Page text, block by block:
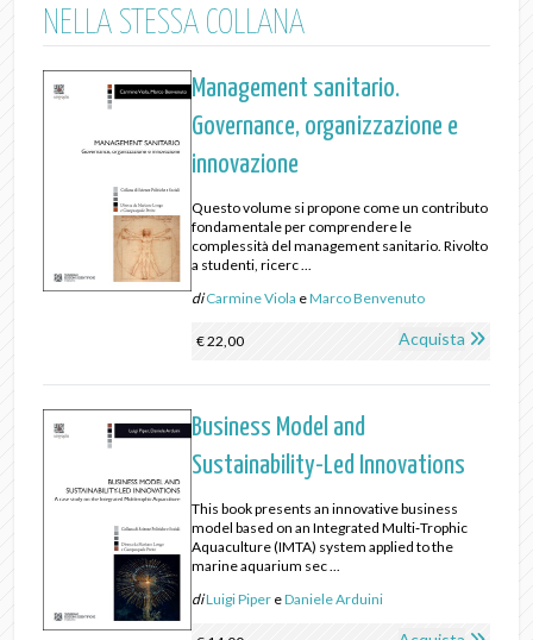
NELLA STESSA COLLANA
Management sanitario.
Governance, organizzazione e
innovazione
Questo volume si propone come un contributo
fondamentale per comprendere le
complessità del management sanitario. Rivolto
a studenti, ricerc ...
diCarmine Viola eMarco Benvenuto
€ 22,00 Acquista
Business Model and
Sustainability-Led Innovations
This book presents an innovative business
model based on an Integrated Multi‑Trophic
Aquaculture (IMTA) system applied to the
marine aquarium sec ...
diLuigi Piper eDaniele Arduini